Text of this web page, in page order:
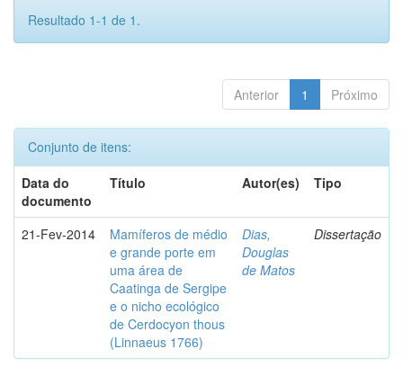
Resultado 1-1 de 1.
Anterior 1 Próximo
Conjunto de itens:
Data do
documento
Título Autor(es) Tipo
21-Fev-2014
Mamíferos de médio
e grande porte em
uma área de
Caatinga de Sergipe
e o nicho ecológico
de Cerdocyon thous
(Linnaeus 1766)
Dias,
Douglas
de Matos
Dissertação